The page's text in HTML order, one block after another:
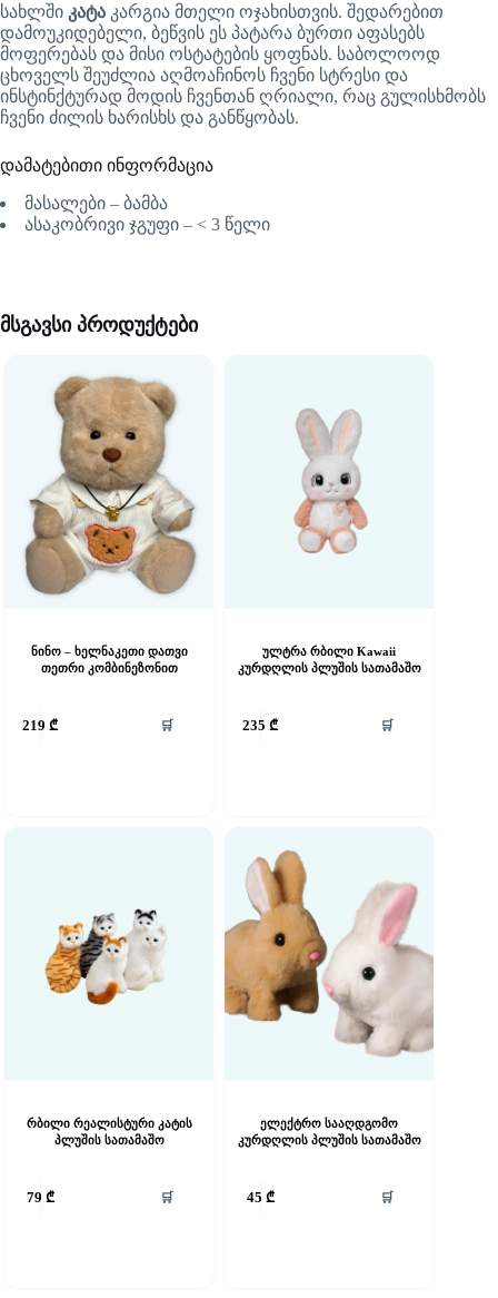
სახლში კატა კარგია მთელი ოჯახისთვის. შედარებით
დამოუკიდებელი, ბეწვის ეს პატარა ბურთი აფასებს
მოფერებას და მისი ოსტატების ყოფნას. საბოლოოდ
ცხოველს შეუძლია აღმოაჩინოს ჩვენი სტრესი და
ინსტინქტურად მოდის ჩვენთან ღრიალი, რაც გულისხმობს
ჩვენი ძილის ხარისხს და განწყობას.
დამატებითი ინფორმაცია
მასალები – ბამბა
ასაკობრივი ჯგუფი – < 3 წელი
მსგავსი პროდუქტები
ნინო – ხელნაკეთი დათვი
თეთრი კომბინეზონით
219₾ 🛒
ულტრა რბილი Kawaii
კურდღლის პლუშის სათამაშო
235₾ 🛒
რბილი რეალისტური კატის
პლუშის სათამაშო
79 ₾ 🛒
ელექტრო სააღდგომო
კურდღლის პლუშის სათამაშო
45 ₾ 🛒